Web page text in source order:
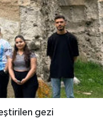
gezi